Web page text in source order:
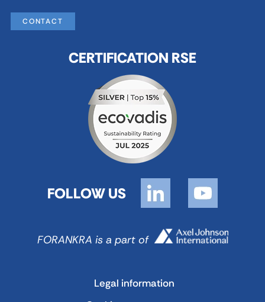
CONTACT
CERTIFICATION RSE
FOLLOW US
FORANKRA is a part of
Legal information